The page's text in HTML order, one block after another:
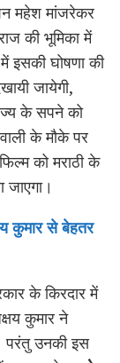
महेश मांजरेकर
की भूमिका में
इसकी घोषणा की
जायेगी,
के सपने को
के मौके पर
को मराठी के
कुमार से बेहतर
के किरदार में
कुमार ने
परंतु उनकी इस